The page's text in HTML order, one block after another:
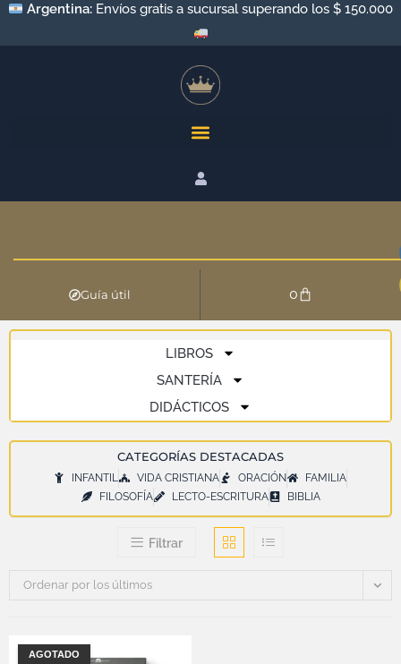
Argentina: Envíos gratis a sucursal superando los $ 150.000
Guía útil 0
LIBROS
SANTERÍA
DIDÁCTICOS
CATEGORÍAS DESTACADAS
INFANTIL VIDA CRISTIANA ORACIÓN
FAMILIA
FILOSOFÍA
LECTO-ESCRITURA BIBLIA
Filtrar
Ordenar por los últimos
AGOTADO